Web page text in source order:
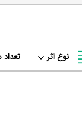
تعداد نوع اثر